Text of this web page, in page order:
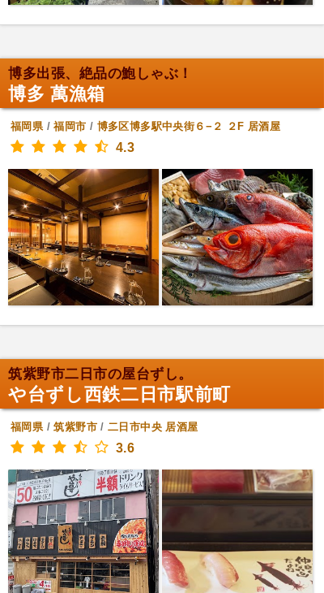
博多出張、絶品の鮑しゃぶ！
博多 萬漁箱
福岡県/福岡市 / 博多区博多駅中央街６−２ ２F 居酒屋
4.3
筑紫野市二日市の屋台ずし。
や台ずし西鉄二日市駅前町
福岡県/筑紫野市/二日市中央 居酒屋
3.6